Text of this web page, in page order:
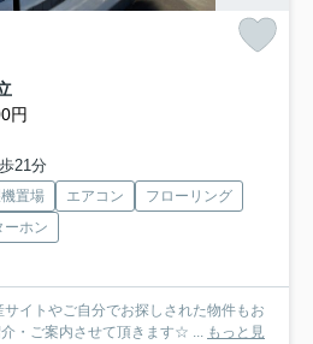
円
21分
置場 エアコン
フローリング
ーホン
イトやご自分でお探しされた物件もお
・ご案内させて頂きます☆ ... もっと見